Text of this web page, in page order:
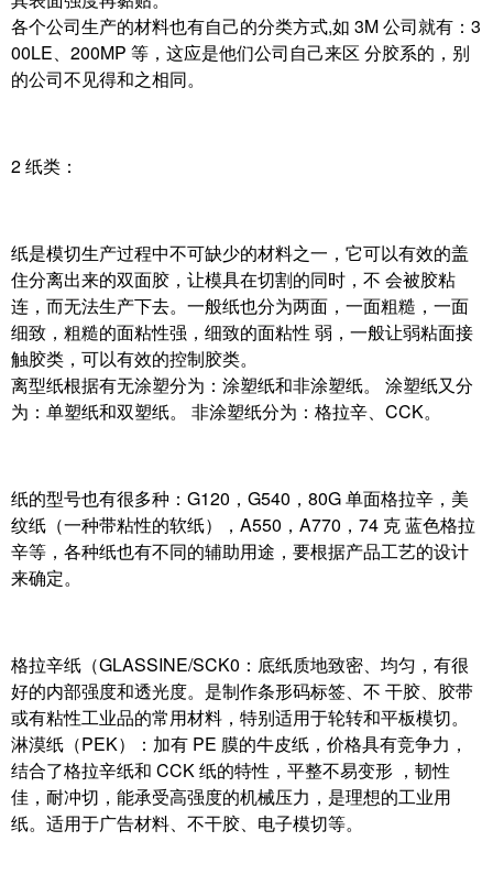
各个公司生产的材料也有自己的分类方式,如 3M 公司就有：3
00LE、200MP 等，这应是他们公司自己来区 分胶系的，别
的公司不见得和之相同。
2 纸类：
纸是模切生产过程中不可缺少的材料之一，它可以有效的盖
住分离出来的双面胶，让模具在切割的同时，不 会被胶粘
连，而无法生产下去。一般纸也分为两面，一面粗糙，一面
细致，粗糙的面粘性强，细致的面粘性 弱，一般让弱粘面接
触胶类，可以有效的控制胶类。
离型纸根据有无涂塑分为：涂塑纸和非涂塑纸。 涂塑纸又分
为：单塑纸和双塑纸。 非涂塑纸分为：格拉辛、CCK。
纸的型号也有很多种：G120，G540，80G 单面格拉辛，美
纹纸（一种带粘性的软纸），A550，A770，74 克 蓝色格拉
辛等，各种纸也有不同的辅助用途，要根据产品工艺的设计
来确定。
格拉辛纸（GLASSINE/SCK0：底纸质地致密、均匀，有很
好的内部强度和透光度。是制作条形码标签、不 干胶、胶带
或有粘性工业品的常用材料，特别适用于轮转和平板模切。
淋漠纸（PEK）：加有 PE 膜的牛皮纸，价格具有竞争力，
结合了格拉辛纸和 CCK 纸的特性，平整不易变形 ，韧性
佳，耐冲切，能承受高强度的机械压力，是理想的工业用
纸。适用于广告材料、不干胶、电子模切等。